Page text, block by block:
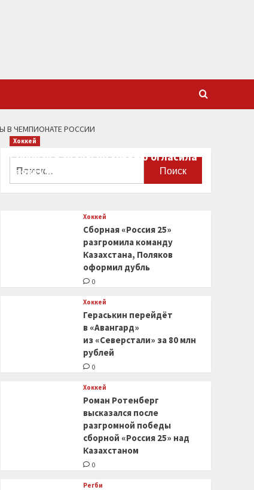
В ЧЕМПИОНАТЕ РОССИИ
Хоккей
Сборная Канады по хоккею огласила
заявку на чемпионат мира
Хоккей
Сборная «Россия 25»
разгромила команду
Казахстана, Поляков
оформил дубль
0
Хоккей
Гераськин перейдёт
в «Авангард»
из «Северстали» за 80 млн
рублей
0
Хоккей
Роман Ротенберг
высказался после
разгромной победы
сборной «Россия 25» над
Казахстаном
0
Регби